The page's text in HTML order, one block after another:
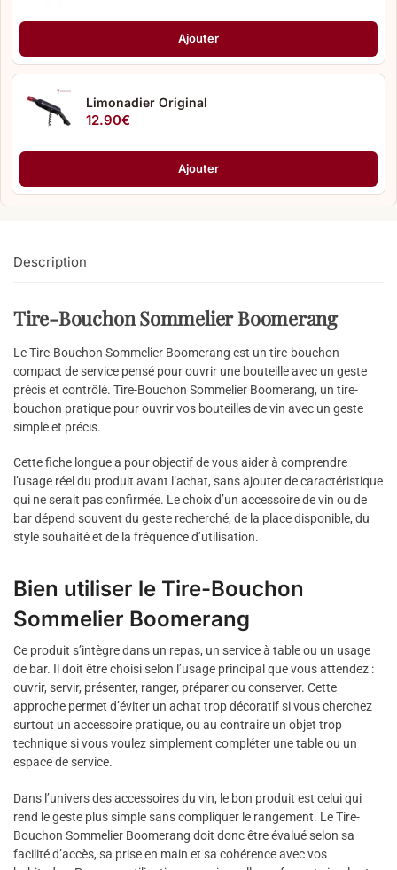
Ajouter
Limonadier Original
12.90€
Ajouter
Description
Tire-Bouchon Sommelier Boomerang
Le Tire-Bouchon Sommelier Boomerang est un tire-bouchon
compact de service pensé pour ouvrir une bouteille avec un geste
précis et contrôlé. Tire-Bouchon Sommelier Boomerang, un tire-
bouchon pratique pour ouvrir vos bouteilles de vin avec un geste
simple et précis.
Cette fiche longue a pour objectif de vous aider à comprendre
l’usage réel du produit avant l’achat, sans ajouter de caractéristique
qui ne serait pas confirmée. Le choix d’un accessoire de vin ou de
bar dépend souvent du geste recherché, de la place disponible, du
style souhaité et de la fréquence d’utilisation.
Bien utiliser le Tire-Bouchon
Sommelier Boomerang
Ce produit s’intègre dans un repas, un service à table ou un usage
de bar. Il doit être choisi selon l’usage principal que vous attendez :
ouvrir, servir, présenter, ranger, préparer ou conserver. Cette
approche permet d’éviter un achat trop décoratif si vous cherchez
surtout un accessoire pratique, ou au contraire un objet trop
technique si vous voulez simplement compléter une table ou un
espace de service.
Dans l’univers des accessoires du vin, le bon produit est celui qui
rend le geste plus simple sans compliquer le rangement. Le Tire-
Bouchon Sommelier Boomerang doit donc être évalué selon sa
facilité d’accès, sa prise en main et sa cohérence avec vos